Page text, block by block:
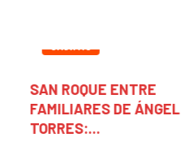
CHIAPAS
SAN ROQUE ENTRE
FAMILIARES DE ÁNGEL
TORRES:...